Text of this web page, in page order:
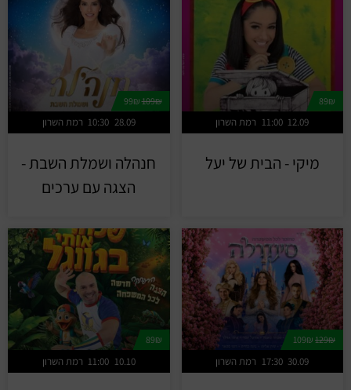
89₪
רמת השרון 11:00 12.09
מיקי - הבית של יעל
109₪
99₪
רמת השרון 10:30 28.09
חנהלה ושמלת השבת -
הצגה עם ערכים
129₪
רמת השרון 17:30 30.09
89₪
רמת השרון 11:00 10.10